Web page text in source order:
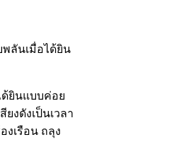
ลันเมื่อได้ยิน
ด้ยินแบบค่อย
งดังเป็นเวลา
งเรือน ถลุง